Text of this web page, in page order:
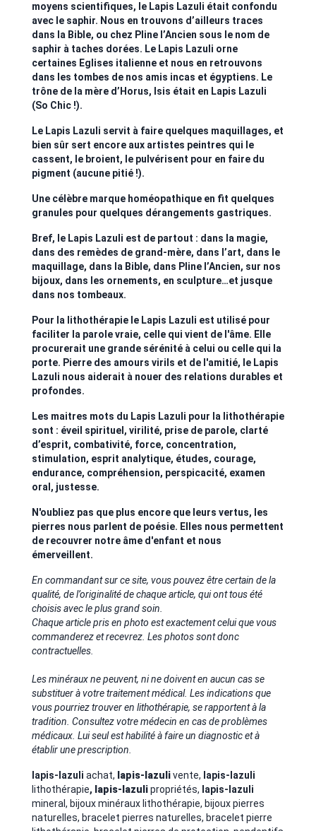
moyens scientifiques, le Lapis Lazuli était confondu
avec le saphir. Nous en trouvons d’ailleurs traces
dans la Bible, ou chez Pline l’Ancien sous le nom de
saphir à taches dorées. Le Lapis Lazuli orne
certaines Eglises italienne et nous en retrouvons
dans les tombes de nos amis incas et égyptiens. Le
trône de la mère d’Horus, Isis était en Lapis Lazuli
(So Chic !).
Le Lapis Lazuli servit à faire quelques maquillages, et
bien sûr sert encore aux artistes peintres qui le
cassent, le broient, le pulvérisent pour en faire du
pigment (aucune pitié !).
Une célèbre marque homéopathique en fit quelques
granules pour quelques dérangements gastriques.
Bref, le Lapis Lazuli est de partout : dans la magie,
dans des remèdes de grand-mère, dans l’art, dans le
maquillage, dans la Bible, dans Pline l’Ancien, sur nos
bijoux, dans les ornements, en sculpture…et jusque
dans nos tombeaux.
Pour la lithothérapie le Lapis Lazuli est utilisé pour
faciliter la parole vraie, celle qui vient de l'âme. Elle
procurerait une grande sérénité à celui ou celle qui la
porte. Pierre des amours virils et de l'amitié, le Lapis
Lazuli nous aiderait à nouer des relations durables et
profondes.
Les maitres mots du Lapis Lazuli pour la lithothérapie
sont : éveil spirituel, virilité, prise de parole, clarté
d’esprit, combativité, force, concentration,
stimulation, esprit analytique, études, courage,
endurance, compréhension, perspicacité, examen
oral, justesse.
N'oubliez pas que plus encore que leurs vertus, les
pierres nous parlent de poésie. Elles nous permettent
de recouvrer notre âme d'enfant et nous
émerveillent.
En commandant sur ce site, vous pouvez être certain de la
qualité, de l’originalité de chaque article, qui ont tous été
choisis avec le plus grand soin.
Chaque article pris en photo est exactement celui que vous
commanderez et recevrez. Les photos sont donc
contractuelles.
Les minéraux ne peuvent, ni ne doivent en aucun cas se
substituer à votre traitement médical. Les indications que
vous pourriez trouver en lithothérapie, se rapportent à la
tradition. Consultez votre médecin en cas de problèmes
médicaux. Lui seul est habilité à faire un diagnostic et à
établir une prescription.
lapis-lazuli achat, lapis-lazulivente, lapis-lazuli
lithothérapie, lapis-lazulipropriétés, lapis-lazuli
mineral, bijoux minéraux lithothérapie, bijoux pierres
naturelles, bracelet pierres naturelles, bracelet pierre